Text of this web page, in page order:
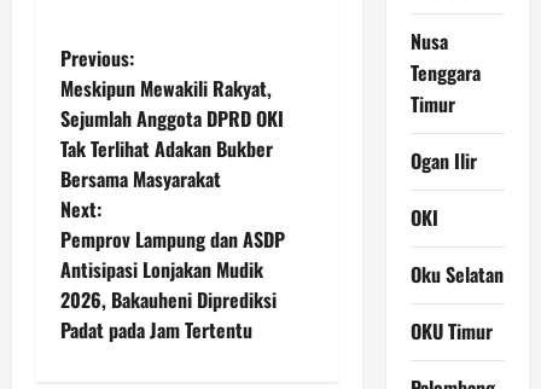
P
o
s
t
n
a
Previous:
Meskipun Mewakili Rakyat,
Sejumlah Anggota DPRD OKI
Tak Terlihat Adakan Bukber
Bersama Masyarakat
Next:
Pemprov Lampung dan ASDP
Antisipasi Lonjakan Mudik
2026, Bakauheni Diprediksi
Padat pada Jam Tertentu
Nusa
Tenggara
Timur
Ogan Ilir
OKI
Oku Selatan
OKU Timur